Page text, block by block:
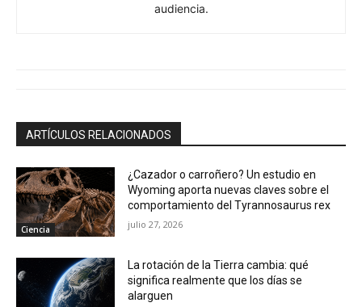
audiencia.
ARTÍCULOS RELACIONADOS
Ciencia
¿Cazador o carroñero? Un estudio en
Wyoming aporta nuevas claves sobre el
comportamiento del Tyrannosaurus rex
julio 27, 2026
La rotación de la Tierra cambia: qué
significa realmente que los días se
alarguen